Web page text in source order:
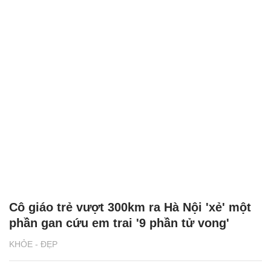
KHỎE - ĐẸP
Cô giáo trẻ vượt 300km ra Hà Nội 'xẻ' một
phần gan cứu em trai '9 phần tử vong'